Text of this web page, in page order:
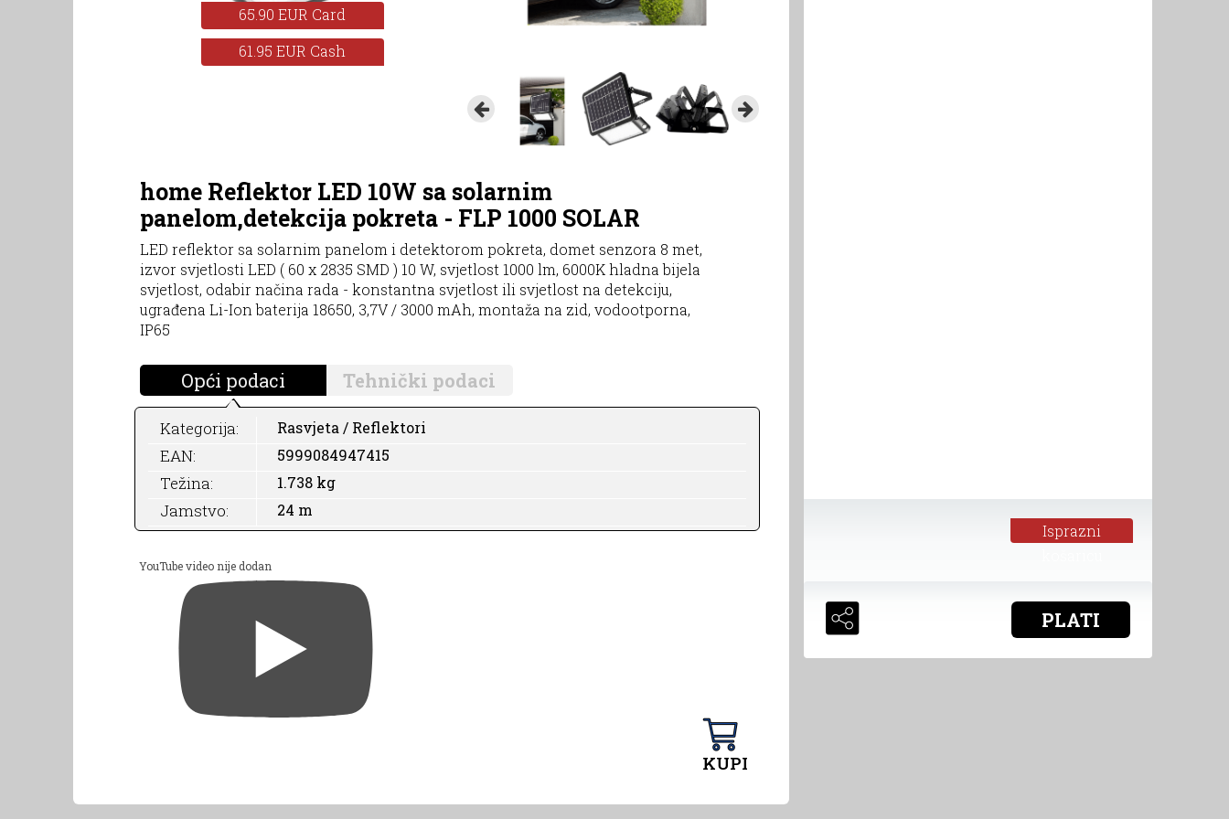
65.90 EUR Card
61.95 EUR Cash
home Reflektor LED 10W sa solarnim
panelom,detekcija pokreta - FLP 1000 SOLAR
LED reflektor sa solarnim panelom i detektorom pokreta, domet senzora 8 met,
izvor svjetlosti LED ( 60 x 2835 SMD ) 10 W, svjetlost 1000 lm, 6000K hladna bijela
svjetlost, odabir načina rada - konstantna svjetlost ili svjetlost na detekciju,
ugrađena Li-Ion baterija 18650, 3,7V / 3000 mAh, montaža na zid, vodootporna,
IP65
Opći podaci Tehnički podaci
Kategorija: Rasvjeta / Reflektori
EAN: 5999084947415
Težina: 1.738 kg
Jamstvo: 24 m
YouTube video nije dodan
KUPI
Isprazni
PLATI